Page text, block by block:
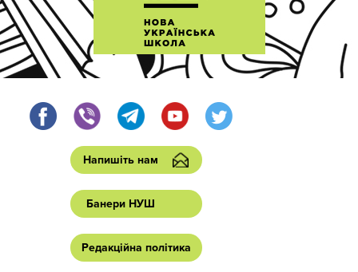
Напишіть нам
Банери НУШ
Редакційна політика